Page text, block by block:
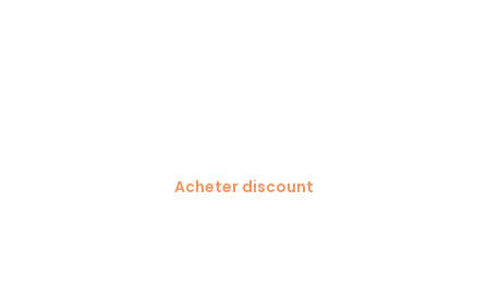
Acheter discount